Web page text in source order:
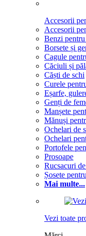
Accesorii
Accesorii
Benzi
Borsete și
Cagule
Căciuli și
Căști de schi
Curele
Eșarfe,
Genți de
Manșete
Mănuși
Ochelari de
Ochelari
Portofele
Prosoape
Rucsacuri
Șosete
Mai multe...
Vezi toate